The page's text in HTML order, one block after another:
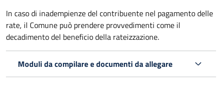
In caso di inadempienze del contribuente nel pagamento delle
rate, il Comune può prendere provvedimenti come il
decadimentodel beneficio della rateizzazione.
Moduli da compilare e documenti da allegare